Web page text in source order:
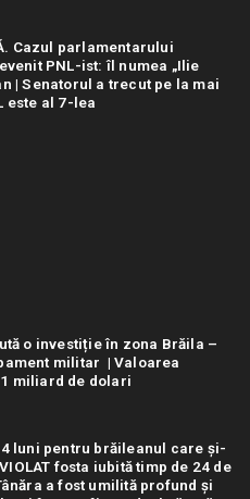
Cazul parlamentarului
PNL-ist: îl numea „Ilie
| Senatorul a trecut pe la mai
este al 7-lea
o investiție în zona Brăila –
militar | Valoarea
miliard de dolari
4 luni pentru brăileanul care și-
fosta iubită timp de 24 de
a fost umilită profund și